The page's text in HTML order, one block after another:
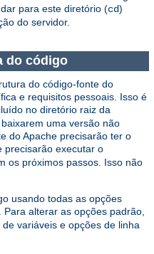
para este diretório (cd)
do servidor.
do código
do código-fonte do
e requisitos pessoais. Isso é
no diretório raiz da
uma versão não
do Apache precisarão ter o
precisarão executar o
os próximos passos. Isso não
usando todas as opções
. Para alterar as opções padrão,
variáveis e opções de linha